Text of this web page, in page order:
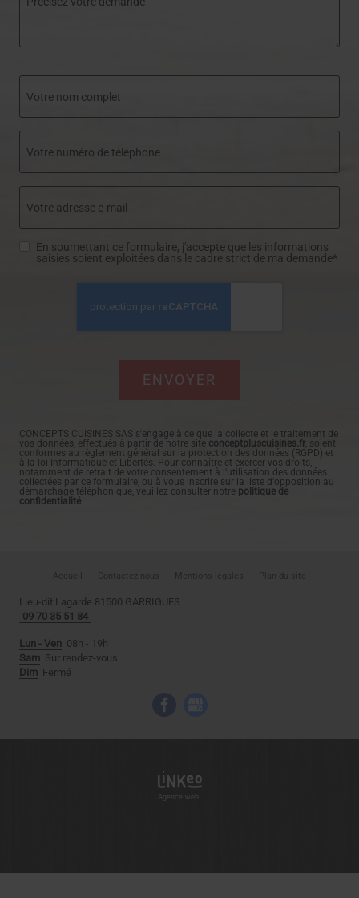
En soumettant ce formulaire, j'accepte que les informations
saisies soient exploitées dans le cadre strict de ma demande*
CONCEPTS CUISINES SAS s'engage à ce que la collecte et le traitement de
vos données, effectués à partir de notre site conceptpluscuisines.fr, soient
conformes au règlement général sur la protection des données (RGPD) et
à la loi Informatique et Libertés. Pour connaître et exercer vos droits,
notamment de retrait de votre consentement à l'utilisation des données
collectées par ce formulaire, ou à vous inscrire sur la liste d'opposition au
démarchage téléphonique, veuillez consulter notre politique de
confidentialité
Lieu-dit Lagarde 81500 GARRIGUES
09 70 35 51 84
Lun - Ven 08h - 19h
Sam Sur rendez-vous
Dim Fermé
Accueil Contactez-nous Mentions légales Plan du site
Agence web